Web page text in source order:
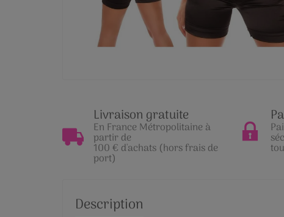
Livraison gratuite
En France Métropolitaine à
partir de
100 € d'achats (hors frais de
port)
Description